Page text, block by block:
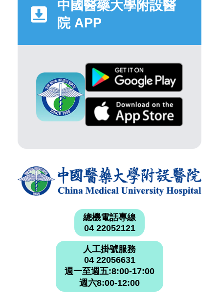
中國醫藥大學附設醫
院 APP
總機電話專線
04 22052121
人工掛號服務
04 22056631
週一至週五:8:00-17:00
週六8:00-12:00